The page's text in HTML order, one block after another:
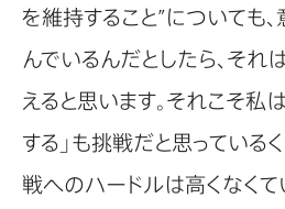
を維持すること”についても
んでいるんだとしたら、それ
えると思います。それこそ私
する」も挑戦だと思っているく
戦へのハードルは高くなくて